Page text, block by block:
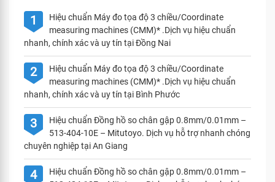
1
Hiệu chuẩn Máy đo tọa độ 3 chiều/Coordinate
measuring machines (CMM)* .Dịch vụ hiệu chuẩn
nhanh, chính xác và uy tín tại Đồng Nai
2
Hiệu chuẩn Máy đo tọa độ 3 chiều/Coordinate
measuring machines (CMM)* .Dịch vụ hiệu chuẩn
nhanh, chính xác và uy tín tại Bình Phước
3
Hiệu chuẩn Đồng hồ so chân gập 0.8mm/0.01mm –
513-404-10E – Mitutoyo. Dịch vụ hỗ trợ nhanh chóng
chuyên nghiệp tại An Giang
4
Hiệu chuẩn Đồng hồ so chân gập 0.8mm/0.01mm –